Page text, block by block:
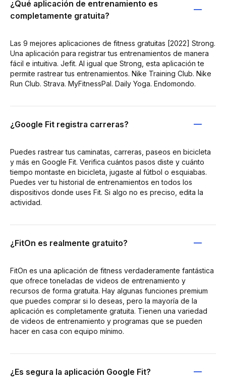
¿Qué aplicación de entrenamiento es
completamente gratuita?
Las 9 mejores aplicaciones de fitness gratuitas [2022] Strong.
Una aplicación para registrar tus entrenamientos de manera
fácil e intuitiva. Jefit. Al igual que Strong, esta aplicación te
permite rastrear tus entrenamientos. Nike Training Club. Nike
Run Club. Strava. MyFitnessPal. Daily Yoga. Endomondo.
¿Google Fit registra carreras?
Puedes rastrear tus caminatas, carreras, paseos en bicicleta
y más en Google Fit. Verifica cuántos pasos diste y cuánto
tiempo montaste en bicicleta, jugaste al fútbol o esquiabas.
Puedes ver tu historial de entrenamientos en todos los
dispositivos donde uses Fit. Si algo no es preciso, edita la
actividad.
¿FitOn es realmente gratuito?
FitOn es una aplicación de fitness verdaderamente fantástica
que ofrece toneladas de videos de entrenamiento y
recursos de forma gratuita. Hay algunas funciones premium
que puedes comprar si lo deseas, pero la mayoría de la
aplicación es completamente gratuita. Tienen una variedad
de videos de entrenamiento y programas que se pueden
hacer en casa con equipo mínimo.
¿Es segura la aplicación Google Fit?